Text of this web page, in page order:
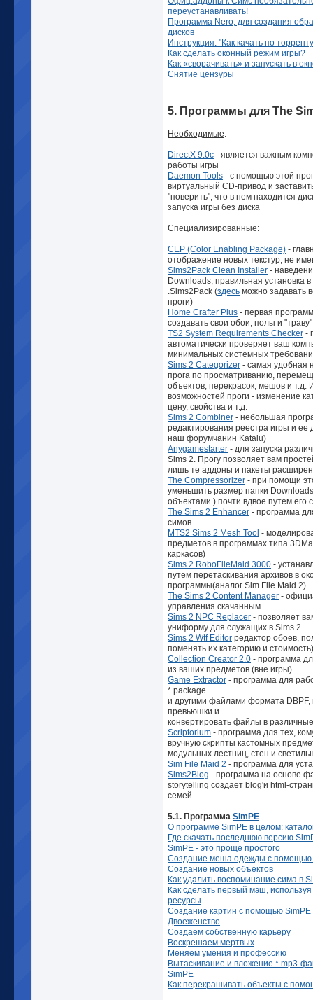
переустанавливать!
Программа Nero, для создания
дисков
Инструкция: "Как качать по
Как сделать оконный режим игры?
Как «сворачивать» и запускать в
Снятие цензуры
5. Программы для The
Необходимые:
DirectX 9.0c - является важным
работы игры
Daemon Tools - с помощью этой
виртуальный CD-привод и
"поверить", что в нем находится
запуска игры без диска
Специализированные:
CEP (Color Enabling Package) -
отображение новых текстур, не
Sims2Pack Clean Installer -
Downloads, правильная установка
.Sims2Pack (здесь можно задавать
проги)
Home Crafter Plus - первая
создавать свои обои, полы и
TS2 System Requirements Checker -
автоматически проверяет ваш
минимальных системных
Sims 2 Categorizer - самая удобная
прога по просматриванию,
объектов, перекрасок, мешов и т.д.
возможностей проги - изменение
цену, свойства и т.д.
Sims 2 Combiner - небольшая
редактирования реестра игры и ее
наш форумчанин Katalu)
Anygamestarter - для запуска
Sims 2. Прогу позволяет вам
лишь те аддоны и пакеты
The Compressorizer - при помощи
уменьшить размер папки
объектами ) почти вдвое путем его
The Sims 2 Enhancer - программа
симов
MTS2 Sims 2 Mesh Tool -
предметов в программах типа
каркасов)
Sims 2 RoboFileMaid 3000 -
путем перетаскивания архивов в
программы(аналог Sim File Maid 2)
The Sims 2 Content Manager -
управления скачанным
Sims 2 NPC Replacer - позволяет
униформу для служащих в Sims 2
Sims 2 Wtf Editor редактор обоев,
поменять их категорию и стоимость)
Collection Creator 2.0 - программа
из ваших предметов (вне игры)
Game Extractor - программа для
*.package
и другими файлами формата DBPF,
превьюшки и
конвертировать файлы в
Scriptorium - программа для тех,
вручную скрипты кастомных
модульных лестниц, стен и
Sim File Maid 2 - программа для
Sims2Blog - программа на основе
storytelling создает blog'и html-
семей
5.1. Программа SimPE
О программе SimPE в целом:
Где скачать последнюю версию
SimPE - это проще простого
Создание меша одежды с помощью
Создание новых объектов
Как удалить воспоминание сима в
Как сделать первый мэш,
ресурсы
Создание картин с помощью SimPE
Двоеженство
Создаем собственную карьеру
Воскрешаем мертвых
Меняем умения и профессию
Вытаскивание и вложение *.mp3-
SimPE
Как перекрашивать объекты с